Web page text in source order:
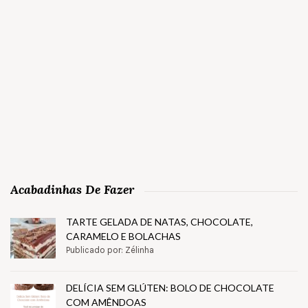
Acabadinhas De Fazer
TARTE GELADA DE NATAS, CHOCOLATE,
CARAMELO E BOLACHAS
Publicado por: Zélinha
DELÍCIA SEM GLÚTEN: BOLO DE CHOCOLATE
COM AMÊNDOAS